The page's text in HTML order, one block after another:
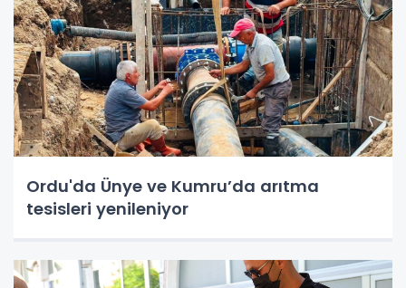
Ordu'da Ünye ve Kumru’da arıtma
tesisleri yenileniyor